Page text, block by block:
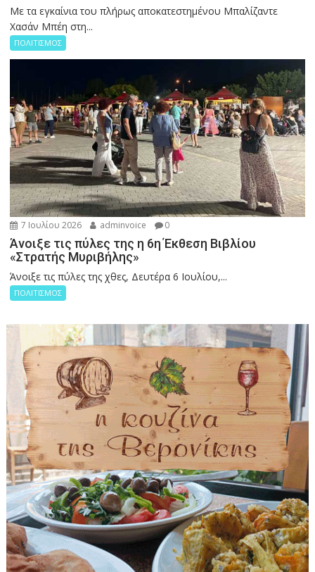
Με τα εγκαίνια του πλήρως αποκατεστημένου Μπαλίζαντε
Χασάν Μπέη στη...
ΠΟΛΙΤΙΣΜΟΣ
7 Ιουλίου 2026 adminvoice 0
Άνοιξε τις πύλες της η 6η Έκθεση Βιβλίου
«Στρατής Μυριβήλης»
Άνοιξε τις πύλες της χθες, Δευτέρα 6 Ιουλίου,...
ΠΟΛΙΤΙΣΜΟΣ